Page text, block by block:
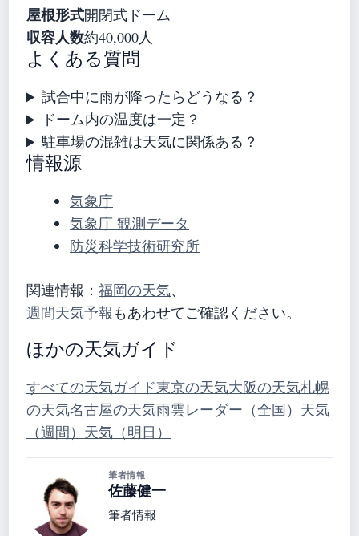
屋根形式開閉式ドーム
収容人数約40,000人
よくある質問
試合中に雨が降ったらどうなる？
ドーム内の温度は一定？
駐車場の混雑は天気に関係ある？
情報源
気象庁
気象庁 観測データ
防災科学技術研究所
関連情報： 福岡の天気、
週間天気予報 もあわせてご確認ください。
ほかの天気ガイド
すべての天気ガイド東京の天気大阪の天気札幌
の天気名古屋の天気雨雲レーダー（全国） 天気
（週間） 天気（明日）
筆者情報
佐藤健一
筆者情報